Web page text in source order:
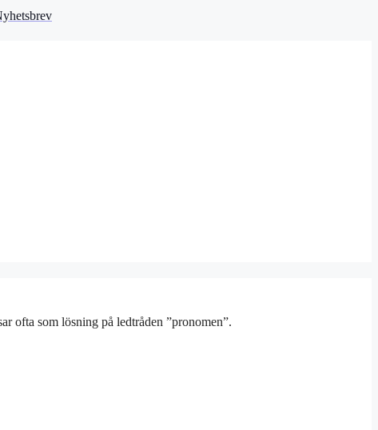
ofta som lösning på ledtråden ”pronomen”.